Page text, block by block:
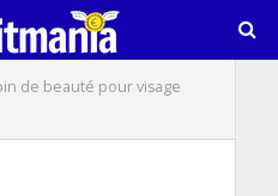
de beauté pour visage